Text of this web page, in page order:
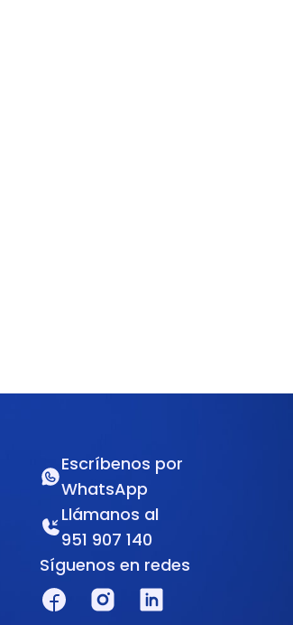
Escríbenos por
WhatsApp
Llámanos al
951 907 140
Síguenos en redes